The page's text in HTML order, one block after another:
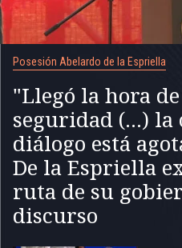
Posesión Abelardo de la Espriella
"Llegó la hora
seguridad (...) la
diálogo está
De la Espriella
ruta de su
discurso